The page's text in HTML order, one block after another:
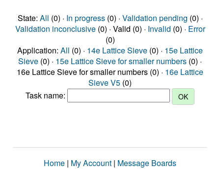
State: All (0) · In progress(0) · Validation pending (0) ·
Validation inconclusive(0) · Valid (0) · Invalid (0) · Error
(0)
Application: All (0) · 14e Lattice Sieve (0) · 15e Lattice
Sieve (0) · 15e Lattice Sieve for smaller numbers (0) ·
16e Lattice Sieve for smaller numbers (0) · 16e Lattice
Sieve V5 (0)
Task name:
Home | My Account | Message Boards